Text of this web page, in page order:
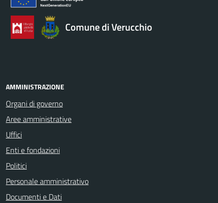
Comune di Verucchio
AMMINISTRAZIONE
Organi di governo
Aree amministrative
Uffici
Enti e fondazioni
Politici
Personale amministrativo
Documenti e Dati